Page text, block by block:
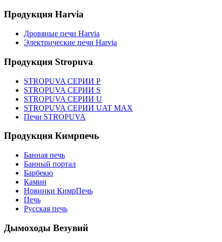
Продукция Harvia
Дровяные печи Harvia
Электрические печи Harvia
Продукция Stropuva
STROPUVA СЕРИИ P
STROPUVA СЕРИИ S
STROPUVA СЕРИИ U
STROPUVA СЕРИИ UAT MAX
Печи STROPUVA
Продукция Кимрпечь
Банная печь
Банный портал
Барбекю
Камин
Новинки КимрПечь
Печь
Русская печь
Дымоходы Везувий